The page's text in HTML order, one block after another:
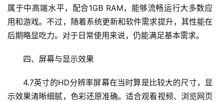
属于中高端水平，配合1GB RAM，能够流畅运行大多数应
用和游戏。不过，随着系统更新和软件需求提升，其性能在
后期略显吃力。对于日常使用来说，仍能满足基本需求。
四、屏幕与显示效果
4.7英寸的HD分辨率屏幕在当时算是比较大的尺寸，显
示效果清晰细腻，色彩还原准确。适合观看视频、浏览网页